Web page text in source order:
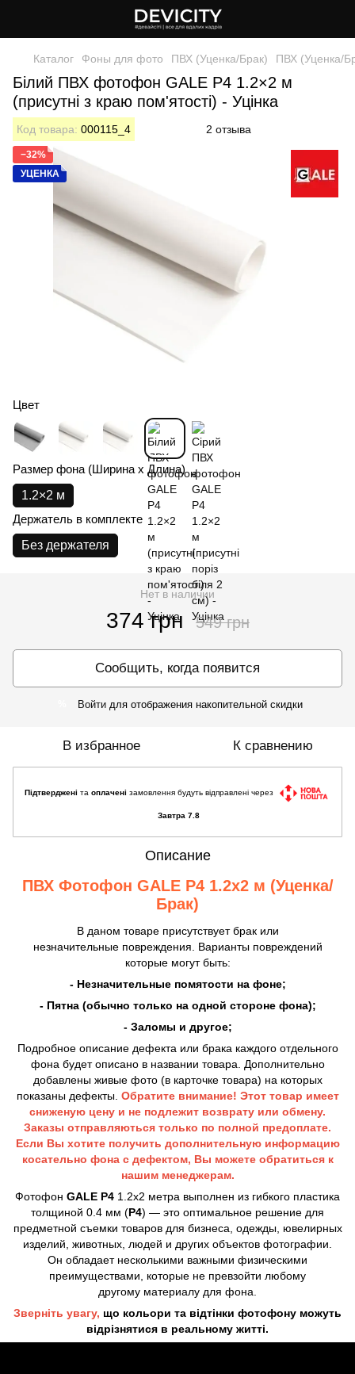
Каталог Фоны для фото ПВХ (Уценка/Брак) ПВХ (Уценка/
Білий ПВХ фотофон GALE P4 1.2×2 м
(присутні з краю пом'ятості) - Уцінка
Код товара: 000115_4 2 отзыва
−32%
УЦЕНКА
Цвет
Размер фона (Ширина х Длина)
1.2×2 м
Держатель в комплекте
Без держателя
Нет в наличии
374 грн 549 грн
Сообщить, когда появится
Войти для отображения накопительной скидки
В избранное К сравнению
Підтверджені та оплачені замовлення будуть відправлені через
Завтра 7.8
Описание
ПВХ Фотофон GALE P4 1.2х2 м (Уценка/
Брак)
В даном товаре присутствует брак или
незначительные повреждения. Варианты повреждений
которые могут быть:
- Незначительные помятости на фоне;
- Пятна (обычно только на одной стороне фона);
- Заломы и другое;
Подробное описание дефекта или брака каждого отдельного
фона будет описано в названии товара. Дополнительно
добавлены живые фото (в карточке товара) на которых
показаны дефекты. Обратите внимание! Этот товар имеет
сниженую цену и не подлежит возврату или обмену.
Заказы отправляються только по полной предоплате.
Если Вы хотите получить дополнительную информацию
косательно фона с дефектом, Вы можете обратиться к
нашим менеджерам.
Фотофон GALE P4 1.2х2 метра выполнен из гибкого пластика
толщиной 0.4 мм (P4) — это оптимальное решение для
предметной съемки товаров для бизнеса, одежды, ювелирных
изделий, животных, людей и других объектов фотографии.
Он обладает несколькими важными физическими
преимуществами, которые не превзойти любому
другому материалу для фона.
Зверніть увагу, що кольори та відтінки фотофону можуть
відрізнятися в реальному житті.